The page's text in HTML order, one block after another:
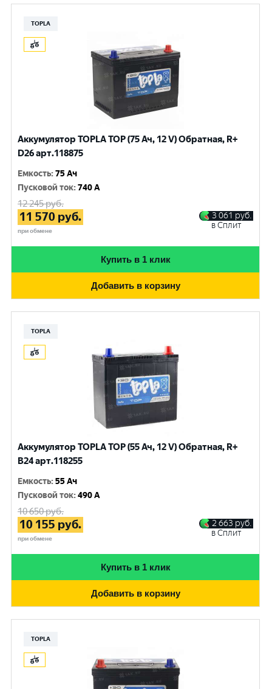
TOPLA
Аккумулятор TOPLA TOP (75 Ач, 12 V) Обратная, R+
D26 арт.118875
Емкость:75 Ач
Пусковой ток:740 A
12 245руб.
11 570 руб.
при обмене
3 061 руб.
в Сплит
Купить в 1 клик
Добавить в корзину
TOPLA
Аккумулятор TOPLA TOP (55 Ач, 12 V) Обратная, R+
B24 арт.118255
Емкость:55 Ач
Пусковой ток:490 А
10 650руб.
10 155 руб.
при обмене
2 663 руб.
в Сплит
Купить в 1 клик
Добавить в корзину
TOPLA